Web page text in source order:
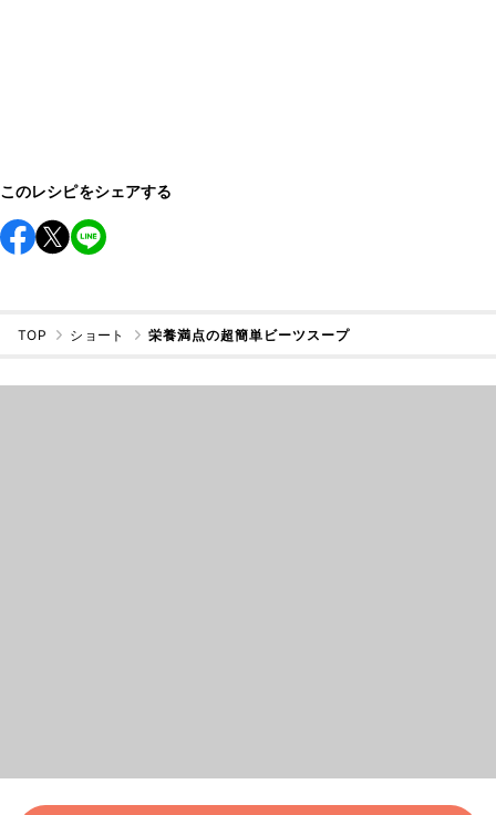
このレシピをシェアする
TOP ショート 栄養満点の超簡単ビーツスープ